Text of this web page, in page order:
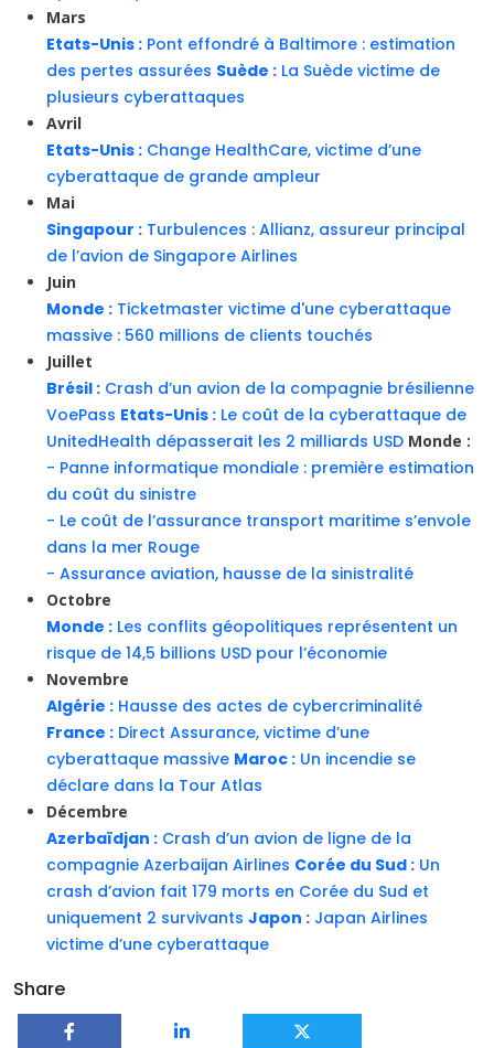
Mars
Etats-Unis : Pont effondré à Baltimore : estimation
des pertes assurées Suède : La Suède victime de
plusieurs cyberattaques
Avril
Etats-Unis : Change HealthCare, victime d’une
cyberattaque de grande ampleur
Mai
Singapour : Turbulences : Allianz, assureur principal
de l’avion de Singapore Airlines
Juin
Monde : Ticketmaster victime d'une cyberattaque
massive : 560 millions de clients touchés
Juillet
Brésil : Crash d’un avion de la compagnie brésilienne
VoePass Etats-Unis : Le coût de la cyberattaque de
UnitedHealth dépasserait les 2 milliards USD Monde :
- Panne informatique mondiale : première estimation
du coût du sinistre
- Le coût de l’assurance transport maritime s’envole
dans la mer Rouge
- Assurance aviation, hausse de la sinistralité
Octobre
Monde : Les conflits géopolitiques représentent un
risque de 14,5 billions USD pour l’économie
Novembre
Algérie : Hausse des actes de cybercriminalité
France : Direct Assurance, victime d’une
cyberattaque massive Maroc : Un incendie se
déclare dans la Tour Atlas
Décembre
Azerbaïdjan : Crash d’un avion de ligne de la
compagnie Azerbaijan Airlines Corée du Sud : Un
crash d’avion fait 179 morts en Corée du Sud et
uniquement 2 survivants Japon : Japan Airlines
victime d’une cyberattaque
Share